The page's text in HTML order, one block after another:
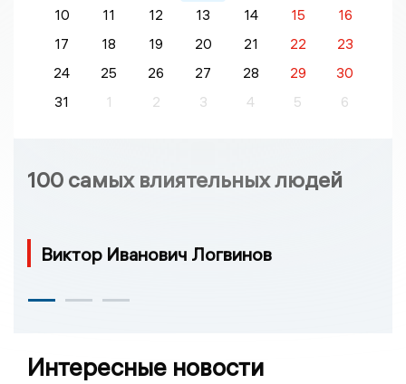
10 11 12 13 14 15
16
17
18 19 20 21 22
23
24
25 26 27 28 29
30
31
1 2 3 4 5 6
100 самых влиятельных людей
Виктор Иванович Логвинов
Интересные новости